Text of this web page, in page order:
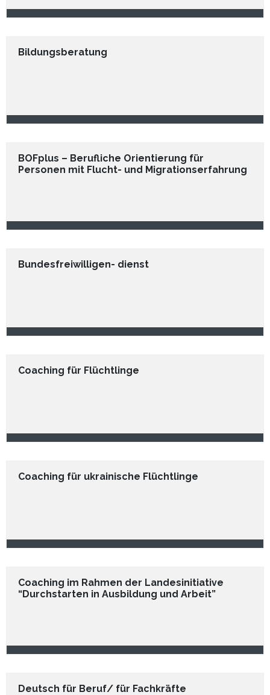
Bildungsberatung
BOFplus – Berufliche Orientierung für
Personen mit Flucht- und Migrationserfahrung
Bundesfreiwilligen- dienst
Coaching für Flüchtlinge
Coaching für ukrainische Flüchtlinge
Coaching im Rahmen der Landesinitiative
“Durchstarten in Ausbildung und Arbeit”
Deutsch für Beruf/ für Fachkräfte